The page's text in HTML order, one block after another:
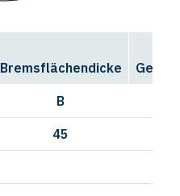
Bremsflächendicke
B
45